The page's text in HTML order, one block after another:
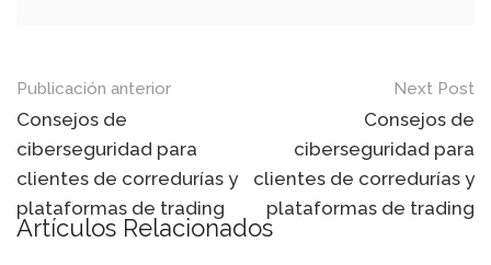
Mensaje
de
navegación
Publicación anterior
Consejos de
ciberseguridad para
clientes de corredurías y
plataformas de trading
Next Post
Consejos de
ciberseguridad para
clientes de corredurías y
plataformas de trading
Artículos Relacionados